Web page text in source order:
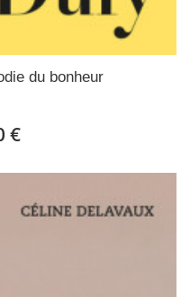
du bonheur
€